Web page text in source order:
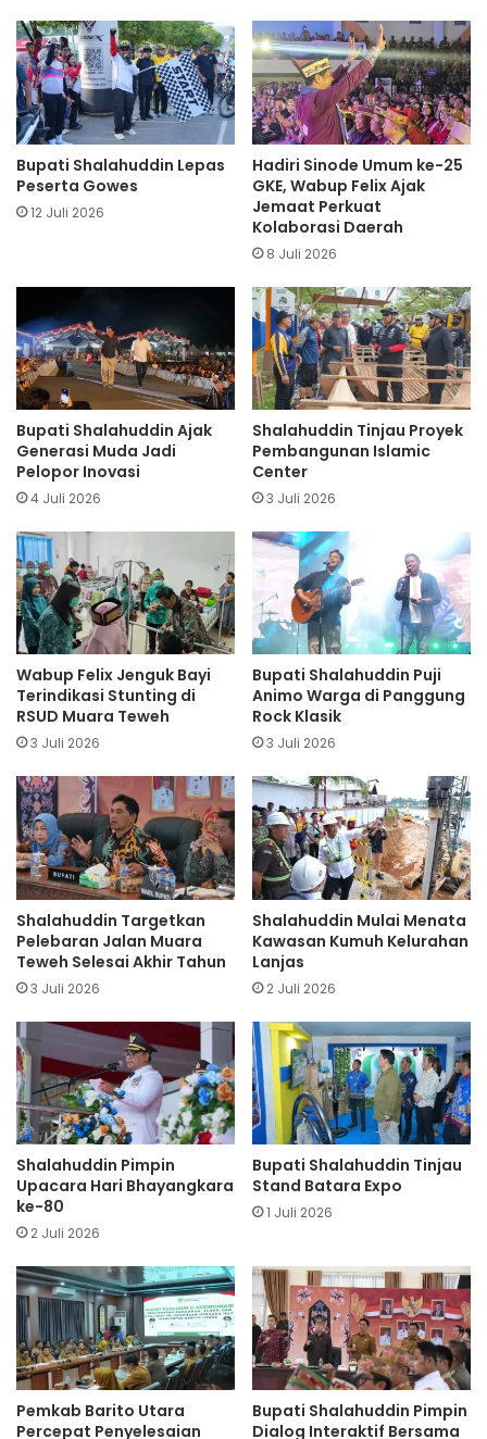
Bupati Shalahuddin Lepas
Peserta Gowes
12 Juli 2026
Hadiri Sinode Umum ke-25
GKE, Wabup Felix Ajak
Jemaat Perkuat
Kolaborasi Daerah
8 Juli 2026
Bupati Shalahuddin Ajak
Generasi Muda Jadi
Pelopor Inovasi
4 Juli 2026
Shalahuddin Tinjau Proyek
Pembangunan Islamic
Center
3 Juli 2026
Wabup Felix Jenguk Bayi
Terindikasi Stunting di
RSUD Muara Teweh
3 Juli 2026
Bupati Shalahuddin Puji
Animo Warga di Panggung
Rock Klasik
3 Juli 2026
Shalahuddin Targetkan
Pelebaran Jalan Muara
Teweh Selesai Akhir Tahun
3 Juli 2026
Shalahuddin Mulai Menata
Kawasan Kumuh Kelurahan
Lanjas
2 Juli 2026
Shalahuddin Pimpin
Upacara Hari Bhayangkara
ke-80
2 Juli 2026
Bupati Shalahuddin Tinjau
Stand Batara Expo
1 Juli 2026
Pemkab Barito Utara
Percepat Penyelesaian
Bupati Shalahuddin Pimpin
Dialog Interaktif Bersama